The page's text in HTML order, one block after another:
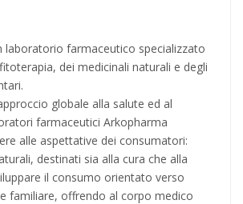
laboratorio farmaceutico specializzato
dei medicinali naturali e degli
globale alla salute ed al
farmaceutici Arkopharma
alle aspettative dei consumatori:
destinati sia alla cura che alla
il consumo orientato verso
familiare, offrendo al corpo medico